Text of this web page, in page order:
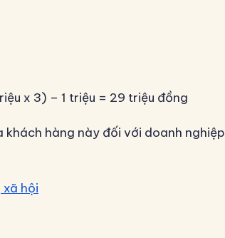
x 3) – 1 triệu = 29 triệu đồng
hàng này đối với doanh nghiệp
hội